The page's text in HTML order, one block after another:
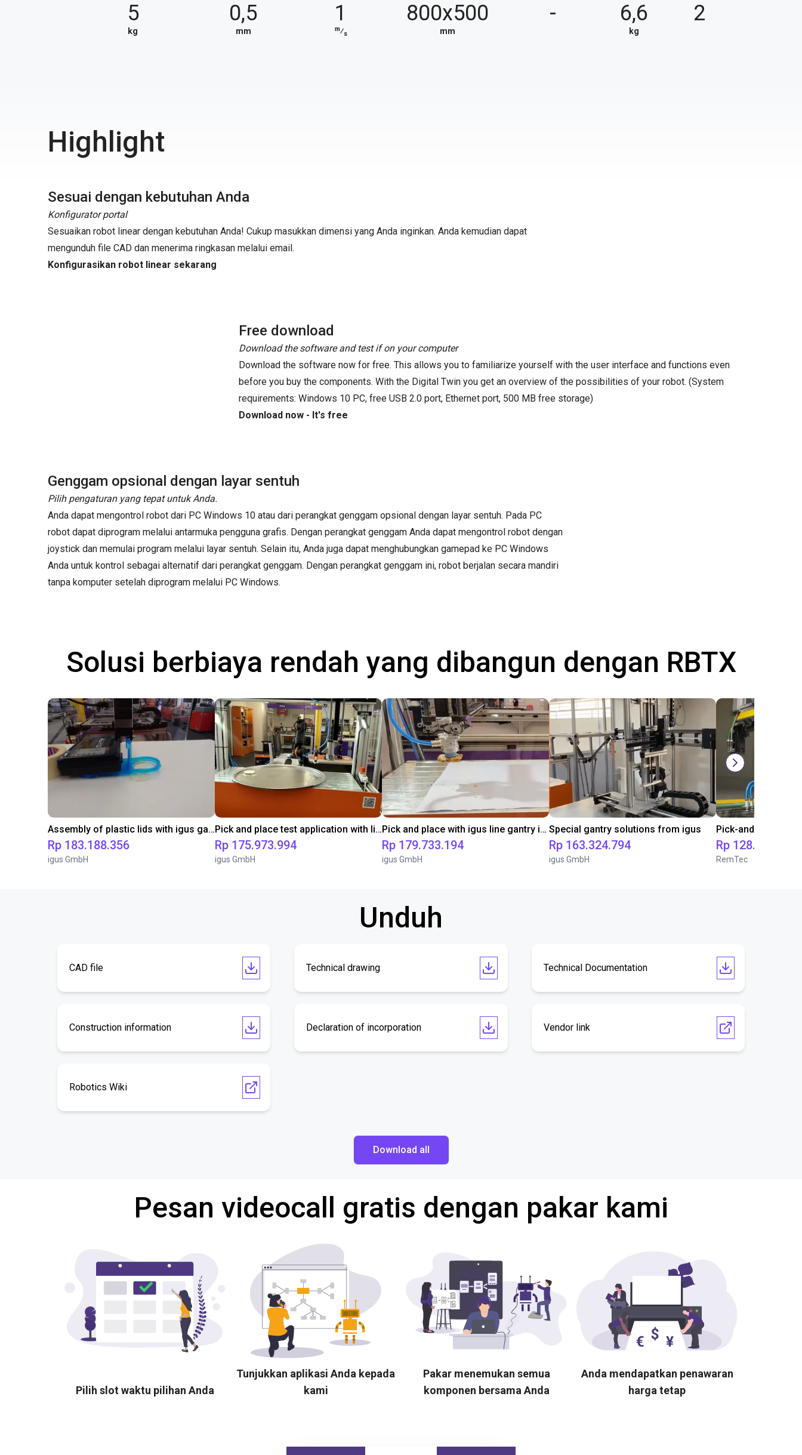
5
kg
0,5
mm
1
m⁄s
800x500
mm
- 6,6
kg
2
Highlight
Sesuai dengan kebutuhan Anda
Konfigurator portal
Sesuaikan robot linear dengan kebutuhan Anda! Cukup masukkan dimensi yang Anda inginkan. Anda kemudian dapat
mengunduh file CAD dan menerima ringkasan melalui email.
Konfigurasikan robot linear sekarang
Free download
Download the software and test if on your computer
Download the software now for free. This allows you to familiarize yourself with the user interface and functions even
before you buy the components. With the Digital Twin you get an overview of the possibilities of your robot. (System
requirements: Windows 10 PC, free USB 2.0 port, Ethernet port, 500 MB free storage)
Download now - It's free
Genggam opsional dengan layar sentuh
Pilih pengaturan yang tepat untuk Anda.
Anda dapat mengontrol robot dari PC Windows 10 atau dari perangkat genggam opsional dengan layar sentuh. Pada PC
robot dapat diprogram melalui antarmuka pengguna grafis. Dengan perangkat genggam Anda dapat mengontrol robot dengan
joystick dan memulai program melalui layar sentuh. Selain itu, Anda juga dapat menghubungkan gamepad ke PC Windows
Anda untuk kontrol sebagai alternatif dari perangkat genggam. Dengan perangkat genggam ini, robot berjalan secara mandiri
tanpa komputer setelah diprogram melalui PC Windows.
Solusi berbiaya rendah yang dibangun dengan RBTX
Assembly of plastic lids with igus gantry robots
Rp 183.188.356
igus GmbH
Pick and place test application with line gantry
Rp 175.973.994
igus GmbH
Pick and place with igus line gantry in combination with a flow gripper
Rp 179.733.194
igus GmbH
Special gantry solutions from igus
Rp 163.324.794
igus GmbH
Rp 128.585.214
RemTec
Unduh
CAD file Technical drawing Technical Documentation
Construction information Declaration of incorporation Vendor link
Robotics Wiki
Download all
Pesan videocall gratis dengan pakar kami
Pilih slot waktu pilihan Anda
Tunjukkan aplikasi Anda kepada
kami
Pakar menemukan semua
komponen bersama Anda
Anda mendapatkan penawaran
harga tetap